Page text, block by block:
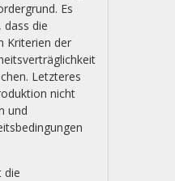
Es
die
Kriterien der
Letz­teres
nicht
und
die